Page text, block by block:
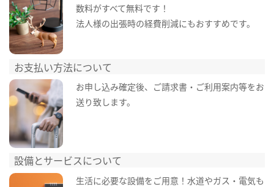
数料がすべて無料です！
法人様の出張時の経費削減にもおすすめです。
お支払い方法について
お申し込み確定後、ご請求書・ご利用案内等をお
送り致します。
設備とサービスについて
生活に必要な設備をご用意！水道やガス・電気も